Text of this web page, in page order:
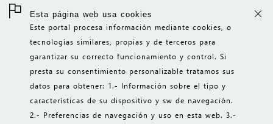
Esta página web usa cookies
Este portal procesa información mediante cookies, o
tecnologías similares, propias y de terceros para
garantizar su correcto funcionamiento y control. Si
presta su consentimiento personalizable tratamos sus
datos para obtener: 1.- Información sobre el tipo y
características de su dispositivo y sw de navegación.
2.- Preferencias de navegación y uso en esta web. 3.-